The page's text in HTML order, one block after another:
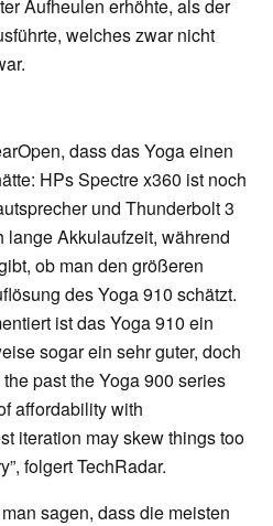
Aufheulen erhöhte, als der
welches zwar nicht
dass das Yoga einen
HPs Spectre x360 ist noch
und Thunderbolt 3
lange Akkulaufzeit, während
ob man den größeren
des Yoga 910 schätzt.
ist das Yoga 910 ein
sogar ein sehr guter, doch
past the Yoga 900 series
affordability with
iteration may skew things too
folgert TechRadar.
sagen, dass die meisten